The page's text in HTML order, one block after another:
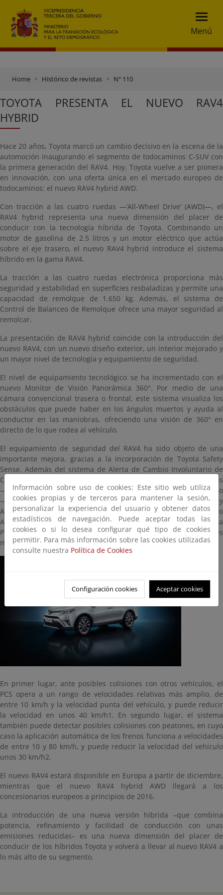
Menú
Home Histórico de revistas Nº 110
TOYOTA PRESENTA EL NUEVO RAV4
HYBRID
Hace 20 años, Toyota marcó un cambio decisivo en la escena de la
automoción inaugurando el segmento de todocaminos C-SUV con
la primera generación del RAV4. Hoy, Toyota vuelve a ser pionera
en innovación, con una oferta única en el mercado europeo de
todocaminos: el nuevo RAV4 hybrid AWD.
Con tracción a las cuatro ruedas —‘All-Wheel Drive’ (AWD)—, el
RAV4 hybrid representa una nueva dimensión del placer de
conducir con la tecnología híbrida de Toyota. Combinando un
motor de gasolina de 2.5 litros y un motor eléctrico que actúa
sobre el eje trasero, el nuevo RAV4 hybrid introduce el sistema
híbrido en la gama RAV4.
La tracción a las cuatro ruedas electrónica proporciona más
seguridad y estabilidad en superficies resbaladizas y permite una
capacidad de remolque de 1.650 kg. Además, el sistema de
Control de Balanceo de Remolque ofrece una mayor seguridad al
remolcar.
La presentación de RAV4 hybrid coincide con la introducción del
nuevo RAV4, con un nuevo diseño exterior, un interior mejorado y
un mayor nivel de tecnología y equipamiento de seguridad.
El nivel de equipamiento tecnológico se ha incrementado con el
nuevo Monitor de Visión Panorámica 360°. Por medio de una
cámara convencional trasera o frontal, este sistema visualiza los
obstáculos que puede haber en los ángulos muertos y ayuda al
conductor en las maniobras, ofreciendo una visión de 360° en
directo de lo que rodea al vehículo.
El equipamiento de seguridad del RAV4 ha sido objeto de una
importante mejora, gracias a la incorporación de Toyota Safety
Sense. Además del sistema de Alerta de Cambio Involuntario de
Carril —‘Lane Departure Alert’ (LDA)—, Luces Largas Automáticas
—‘Auto High Beam’ (AHB)— y Asistencia de Señales de Tráfico
—‘Road Sign Assist’ (RSA)—, que se lanzarán en los nuevos Auris y
Avensis, el nuevo RAV4 contará también con Control de Crucero
Adaptativo —‘Adaptive Cruise Control’ (ACC)— y Sistema
Precolisión —‘Pre-Collision System’ (PCS)— con dos importantes
mejoras.
En primer lugar, ante posibles colisiones con otros vehículos, el
PCS opera a un rango de velocidades relativas más amplio, de
entre 10 km/h y la velocidad punta del vehículo, y puede reducir
la velocidad en unos 40 km/h1. En segundo lugar, el sistema
también puede detectar posibles colisiones con peatones, en cuyo
caso la aplicación automática de los frenos funciona a velocidades
de entre 10 y 80 km/h, y puede reducir la velocidad del vehículo
unos 30 km/h2.
El nuevo RAV4 estará disponible en Europa a partir de diciembre,
mientras que el nuevo RAV4 hybrid AWD llegará a los
concesionarios europeos a principios de 2016.
La introducción de una nueva versión híbrida –que combina
potencia, refinamiento y facilidad de conducción con unas
emisiones reducidas– es una nueva dimensión del placer de
conducir de los híbridos Toyota y volverá a llevar al nuevo RAV4 a
lo más alto de su segmento.
Información sobre uso de cookies: Este sitio web utiliza
cookies propias y de terceros para mantener la sesión,
personalizar la experiencia del usuario y obtener datos
estadísticos de navegación. Puede aceptar todas las
cookies o si lo desea configurar qué tipo de cookies
permitir. Para más información sobre las cookies utilizadas
consulte nuestra Política de Cookies
Configuración cookies Aceptar cookies